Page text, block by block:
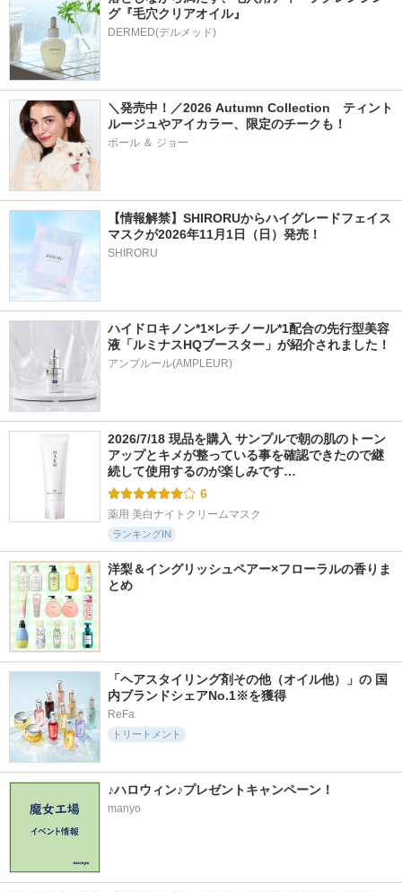
グ『毛穴クリアオイル』
＼発売中！／2026 Autumn Collection　ティント
ルージュやアイカラー、限定のチークも！
ポール ＆ ジョー
【情報解禁】SHIRORUからハイグレードフェイス
マスクが2026年11月1日（日）発売！
SHIRORU
ハイドロキノン*1×レチノール*1配合の先行型美容
液「ルミナスHQブースター」が紹介されました！
アンプルール(AMPLEUR)
2026/7/18 現品を購入 サンプルで朝の肌のトーン
アップとキメが整っている事を確認できたので継
続して使用するのが楽しみです…
6
薬用 美白ナイトクリームマスク
ランキングIN
洋梨＆イングリッシュペアー×フローラルの香りま
とめ
「ヘアスタイリング剤その他（オイル他）」の 国
内ブランドシェアNo.1※を獲得
ReFa
トリートメント
♪ハロウィン♪プレゼントキャンペーン！
manyo